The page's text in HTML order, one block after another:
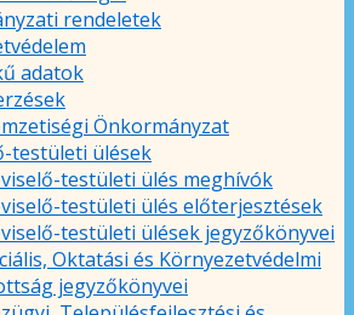
rendeletek
adatok
Önkormányzat
testületi ülések
testületi ülés meghívók
testületi ülés előterjesztések
testületi ülések jegyzőkönyvei
Oktatási és Környezetvédelmi
jegyzőkönyvei